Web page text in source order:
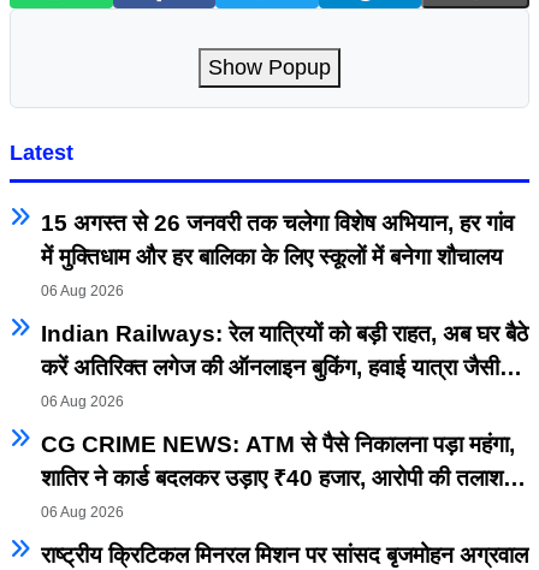
Show Popup
Latest
15 अगस्त से 26 जनवरी तक चलेगा विशेष अभियान, हर गांव
में मुक्तिधाम और हर बालिका के लिए स्कूलों में बनेगा शौचालय
06 Aug 2026
Indian Railways: रेल यात्रियों को बड़ी राहत, अब घर बैठे
करें अतिरिक्त लगेज की ऑनलाइन बुकिंग, हवाई यात्रा जैसी
सुविधा रेलवे में भी शुरू
06 Aug 2026
CG CRIME NEWS: ATM से पैसे निकालना पड़ा महंगा,
शातिर ने कार्ड बदलकर उड़ाए ₹40 हजार, आरोपी की तलाश
तेज
06 Aug 2026
राष्ट्रीय क्रिटिकल मिनरल मिशन पर सांसद बृजमोहन अग्रवाल